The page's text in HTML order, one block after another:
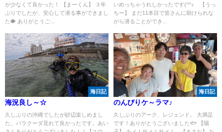
が少なくて良かった！ 【まーくん】 ３年
ぶりでしたが、安心して潜る事ができまし
た🐡 ありがとうご...
いめっちゃうれしかったです(^^♪ 【うっ
ちー】 まだ11本目で皆さんに助けられな
がら潜ることができ...
海日記
海況良し～☆
久しぶりの沖縄でしたが砂辺楽しめまし
た。バラクーダ見れて良かったです。あい
海日記
のんびりケ～ラマ♪
久しぶりのアーク、レジェンド。 大満足
です！ありがとうございました🐟 【陽